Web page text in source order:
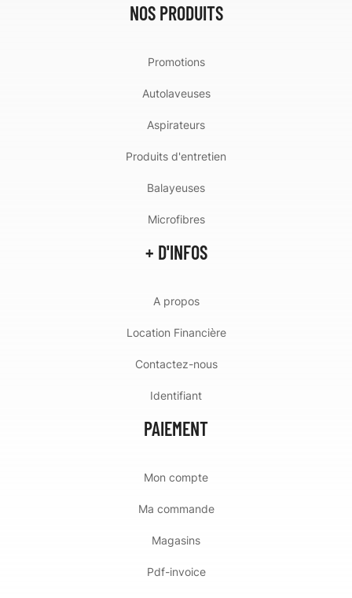
NOS PRODUITS
Promotions
Autolaveuses
Aspirateurs
Produits d'entretien
Balayeuses
Microfibres
+ D'INFOS
A propos
Location Financière
Contactez-nous
Identifiant
PAIEMENT
Mon compte
Ma commande
Magasins
Pdf-invoice